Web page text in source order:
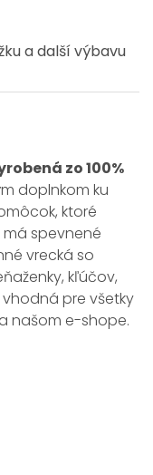
a další výbavu
zo 100%
doplnkom ku
ktoré
spevnené
vrecká so
kľúčov,
pre všetky
našom e-shope.